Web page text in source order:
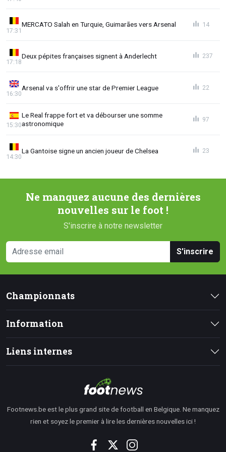
MERCATO Salah en Turquie, Guimarães vers Arsenal
17:31
14
Deux pépites françaises signent à Anderlecht
17:18
237
Arsenal va s'offrir une star de Premier League
16:30
22
Le Real frappe fort et va débourser une somme
astronomique
15:30
97
La Gantoise signe un ancien joueur de Chelsea
14:30
23
Ne manquez aucune des dernières
nouvelles sur le foot !
S'inscrire à notre newsletter
S'inscrire
Championnats
Information
Liens internes
Footnews.be est le plus grand site de football en Belgique. Ne manquez
rien et soyez le premier à lire les dernières nouvelles ici !